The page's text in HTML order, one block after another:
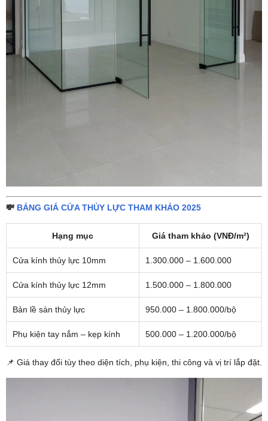
💸 BẢNG GIÁ CỬA THỦY LỰC THAM KHẢO 2025
Hạng mục Giá tham khảo (VNĐ/m²)
Cửa kính thủy lực 10mm 1.300.000 – 1.600.000
Cửa kính thủy lực 12mm 1.500.000 – 1.800.000
Bản lề sàn thủy lực 950.000 – 1.800.000/bộ
Phụ kiện tay nắm – kẹp kính 500.000 – 1.200.000/bộ
📌 Giá thay đổi tùy theo diện tích, phụ kiện, thi công và vị trí lắp đặt.